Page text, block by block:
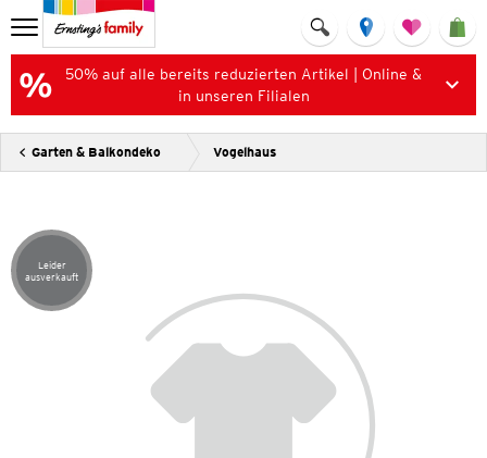
50% auf alle bereits reduzierten Artikel | Online &
in unseren Filialen
Garten & Balkondeko Vogelhaus
Artikel leider ausverkauft
Leider
ausverkauft